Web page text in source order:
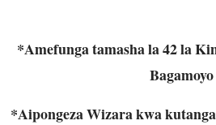
*Amefunga tamasha la 42 la
Bagamoyo
*Aipongeza Wizara kwa